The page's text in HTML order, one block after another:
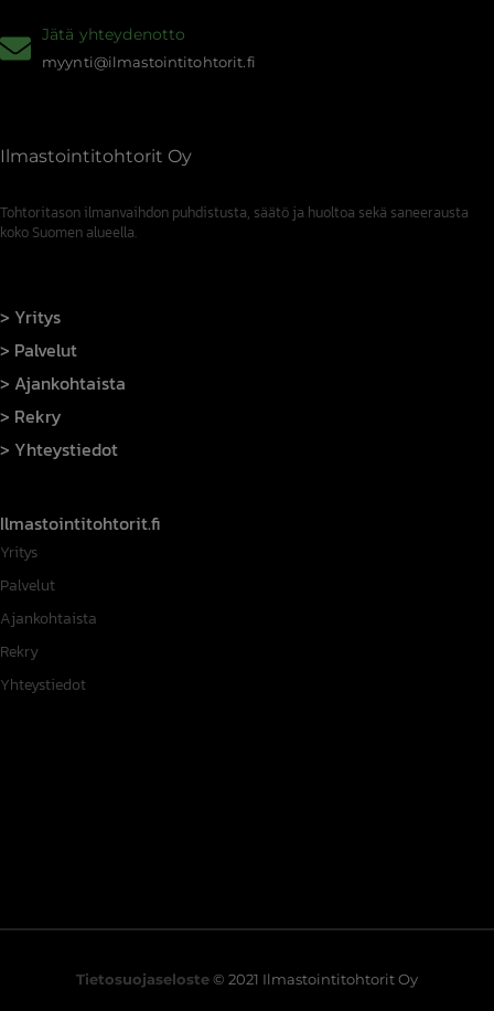
Jätä yhteydenotto
myynti@ilmastointitohtorit.fi
Ilmastointitohtorit Oy
Tohtoritason ilmanvaihdon puhdistusta, säätö ja huoltoa sekä saneerausta
koko Suomen alueella.
Yritys
Palvelut
Ajankohtaista
Rekry
Yhteystiedot
Ilmastointitohtorit.fi
Yritys
Palvelut
Ajankohtaista
Rekry
Yhteystiedot
Tietosuojaseloste© 2021 Ilmastointitohtorit Oy